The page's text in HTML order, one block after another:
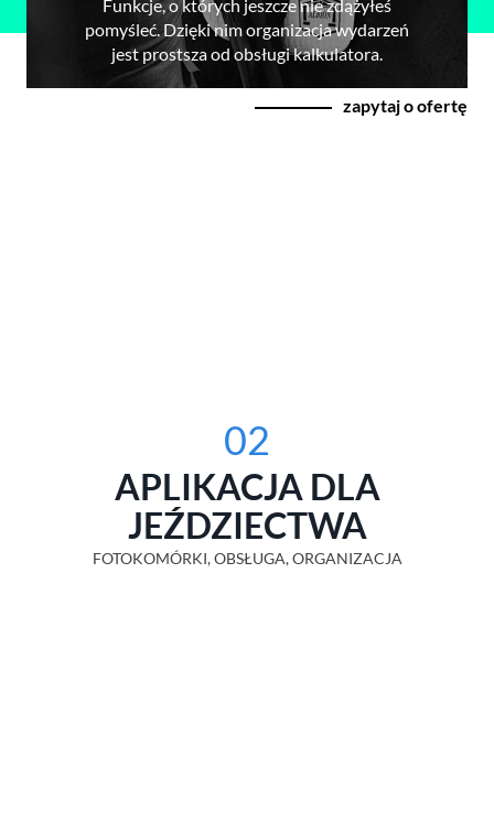
Funkcje, o których jeszcze nie zdążyłeś
pomyśleć. Dzięki nim organizacja wydarzeń
jest prostsza od obsługi kalkulatora.
zapytaj o ofertę
02
APLIKACJA DLA
JEŹDZIECTWA
FOTOKOMÓRKI, OBSŁUGA, ORGANIZACJA